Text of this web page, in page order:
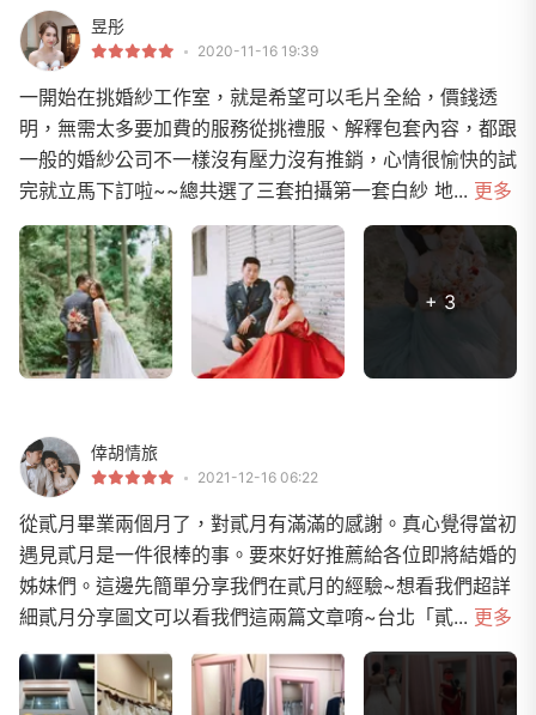
昱彤
2020-11-16 19:39
一開始在挑婚紗工作室，就是希望可以毛片全給，價錢透
明，無需太多要加費的服務從挑禮服、解釋包套內容，都跟
一般的婚紗公司不一樣沒有壓力沒有推銷，心情很愉快的試
完就立馬下訂啦~~總共選了三套拍攝第一套白紗 地... 更多
+ 3
倖胡情旅
2021-12-16 06:22
從貳月畢業兩個月了，對貳月有滿滿的感謝。真心覺得當初
遇見貳月是一件很棒的事。要來好好推薦給各位即將結婚的
姊妹們。這邊先簡單分享我們在貳月的經驗~想看我們超詳
細貳月分享圖文可以看我們這兩篇文章唷~台北「貳... 更多